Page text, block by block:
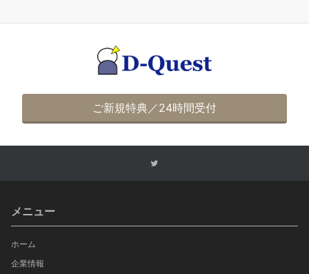
ご新規特典／24時間受付
メニュー
ホーム
企業情報